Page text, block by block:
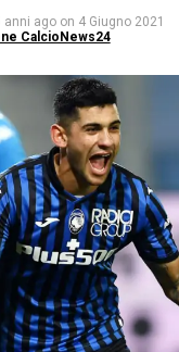
anni ago on 4 Giugno 2021
CalcioNews24